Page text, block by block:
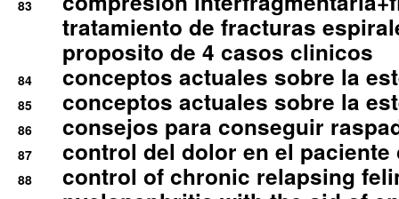
83
tratamiento de fracturas
proposito de 4 casos clinicos
84 conceptos actuales sobre la
85 conceptos actuales sobre la
86 consejos para conseguir
87 control del dolor en el
88
control of chronic relapsing